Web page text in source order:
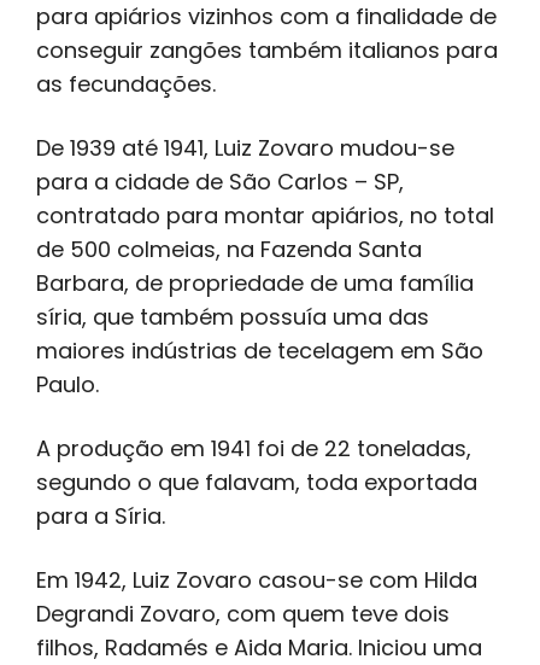
para apiários vizinhos com a finalidade de
conseguir zangões também italianos para
as fecundações.
De 1939 até 1941, Luiz Zovaro mudou-se
para a cidade de São Carlos – SP,
contratado para montar apiários, no total
de 500 colmeias, na Fazenda Santa
Barbara, de propriedade de uma família
síria, que também possuía uma das
maiores indústrias de tecelagem em São
Paulo.
A produção em 1941 foi de 22 toneladas,
segundo o que falavam, toda exportada
para a Síria.
Em 1942, Luiz Zovaro casou-se com Hilda
Degrandi Zovaro, com quem teve dois
filhos, Radamés e Aida Maria. Iniciou uma